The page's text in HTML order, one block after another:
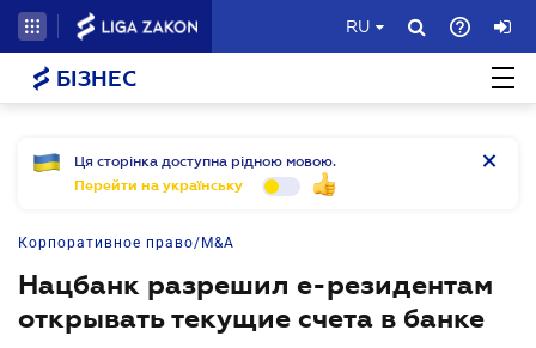
RU
БІЗНЕС
Ця сторінка доступна рідною мовою.
Перейти на українську
Корпоративное право/M&A
Нацбанк разрешил е-резидентам
открывать текущие счета в банке